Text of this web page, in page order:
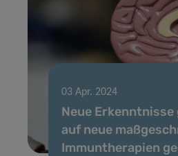
03 Apr. 2024
Neue
auf neue
Immuntherapien